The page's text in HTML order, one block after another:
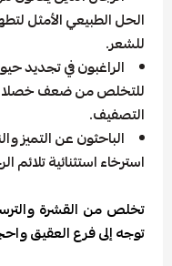
الحل الطبيعي الأمثل
للشعر.
الراغبون في تجديد
للتخلص من ضعف خصلات
التصفيف.
الباحثون عن التميز
استرخاء استثنائية تلائم
تخلص من القشرة
توجه إلى فرع العقيق